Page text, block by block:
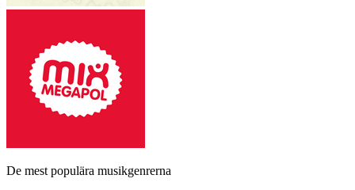
De mest populära musikgenrerna